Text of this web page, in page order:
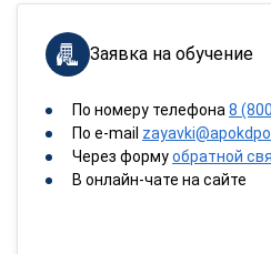
Заявка на обучение
По номеру телефона 8
По e-mail
Через формуобратной
В онлайн-чате на сайте